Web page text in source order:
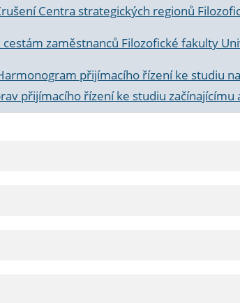
Centra strategických regionů
cestám zaměstnanců Filozofické fakulty
přijímacího řízení ke studiu
přijímacího řízení ke studiu